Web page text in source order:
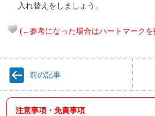
入れ替えをしましょう。
(←参考になった場合はハートマーク
前の記事
注意事項・免責事項